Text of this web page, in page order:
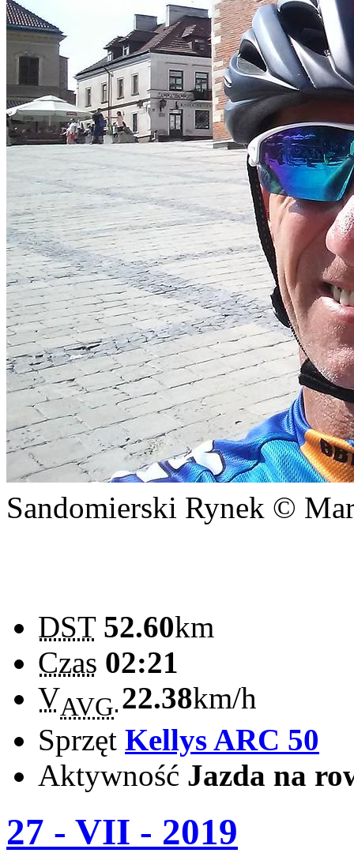
Sandomierski Rynek ©
DST 52.60km
Czas 02:21
VAVG 22.38km/h
Sprzęt Kellys ARC 50
Aktywność Jazda na
27 - VII - 2019